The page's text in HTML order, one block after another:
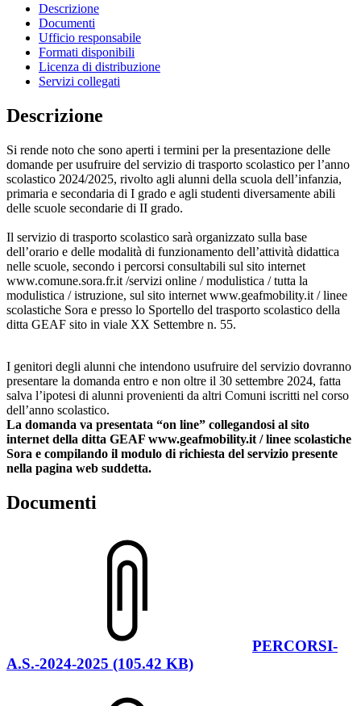
Descrizione
Documenti
Ufficio responsabile
Formati disponibili
Licenza di distribuzione
Servizi collegati
Descrizione
Si rende noto che sono aperti i termini per la presentazione delle
domande per usufruire del servizio di trasporto scolastico per l’anno
scolastico 2024/2025, rivolto agli alunni della scuola dell’infanzia,
primaria e secondaria di I grado e agli studenti diversamente abili
delle scuole secondarie di II grado.
Il servizio di trasporto scolastico sarà organizzato sulla base
dell’orario e delle modalità di funzionamento dell’attività didattica
nelle scuole, secondo i percorsi consultabili sul sito internet
www.comune.sora.fr.it /servizi online / modulistica / tutta la
modulistica / istruzione, sul sito internet www.geafmobility.it / linee
scolastiche Sora e presso lo Sportello del trasporto scolastico della
ditta GEAF sito in viale XX Settembre n. 55.
I genitori degli alunni che intendono usufruire del servizio dovranno
presentare la domanda entro e non oltre il 30 settembre 2024, fatta
salva l’ipotesi di alunni provenienti da altri Comuni iscritti nel corso
dell’anno scolastico.
La domanda va presentata “on line” collegandosi al sito
internet della ditta GEAF www.geafmobility.it / linee scolastiche
Sora e compilando il modulo di richiesta del servizio presente
nella pagina web suddetta.
Documenti
PERCORSI-
A.S.-2024-2025 (105.42 KB)